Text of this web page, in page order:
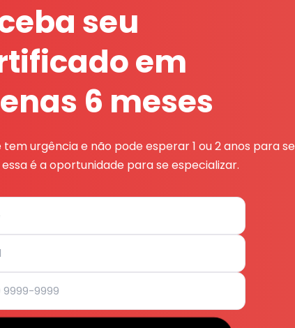
seu
em
6 meses
tem urgência e não pode esperar 1 ou 2 anos para se
é a oportunidade para se especializar.